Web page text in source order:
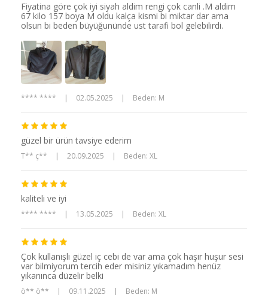
Fiyatina göre çok iyi siyah aldim rengi çok canli .M aldim
67 kilo 157 boya M oldu kalça kismi bi miktar dar ama
olsun bi beden büyüğunünde ust tarafi bol gelebilirdi.
**** **** | 02.05.2025 | Beden: M
güzel bir ürün tavsiye ederim
T** ç** | 20.09.2025 | Beden: XL
kaliteli ve iyi
**** **** | 13.05.2025 | Beden: XL
Çok kullanışlı güzel iç cebi de var ama çok haşır huşur sesi
var bilmiyorum tercih eder misiniz yıkamadım henüz
yıkanınca düzelir belki
ö** ö** | 09.11.2025 | Beden: M